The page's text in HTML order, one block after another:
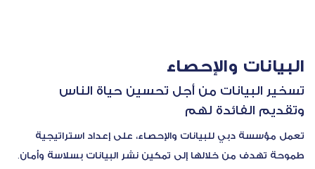
البيانات والإحصاء
تسخير البيانات من أجل تحسين حياة الناس
وتقديم الفائدة لهم
تعمل مؤسسة دبي للبيانات والإحصاء، على إعداد استراتيجية
طموحة تهدف من خلالها إلى تمكين نشر البيانات بسلاسة وأمان.